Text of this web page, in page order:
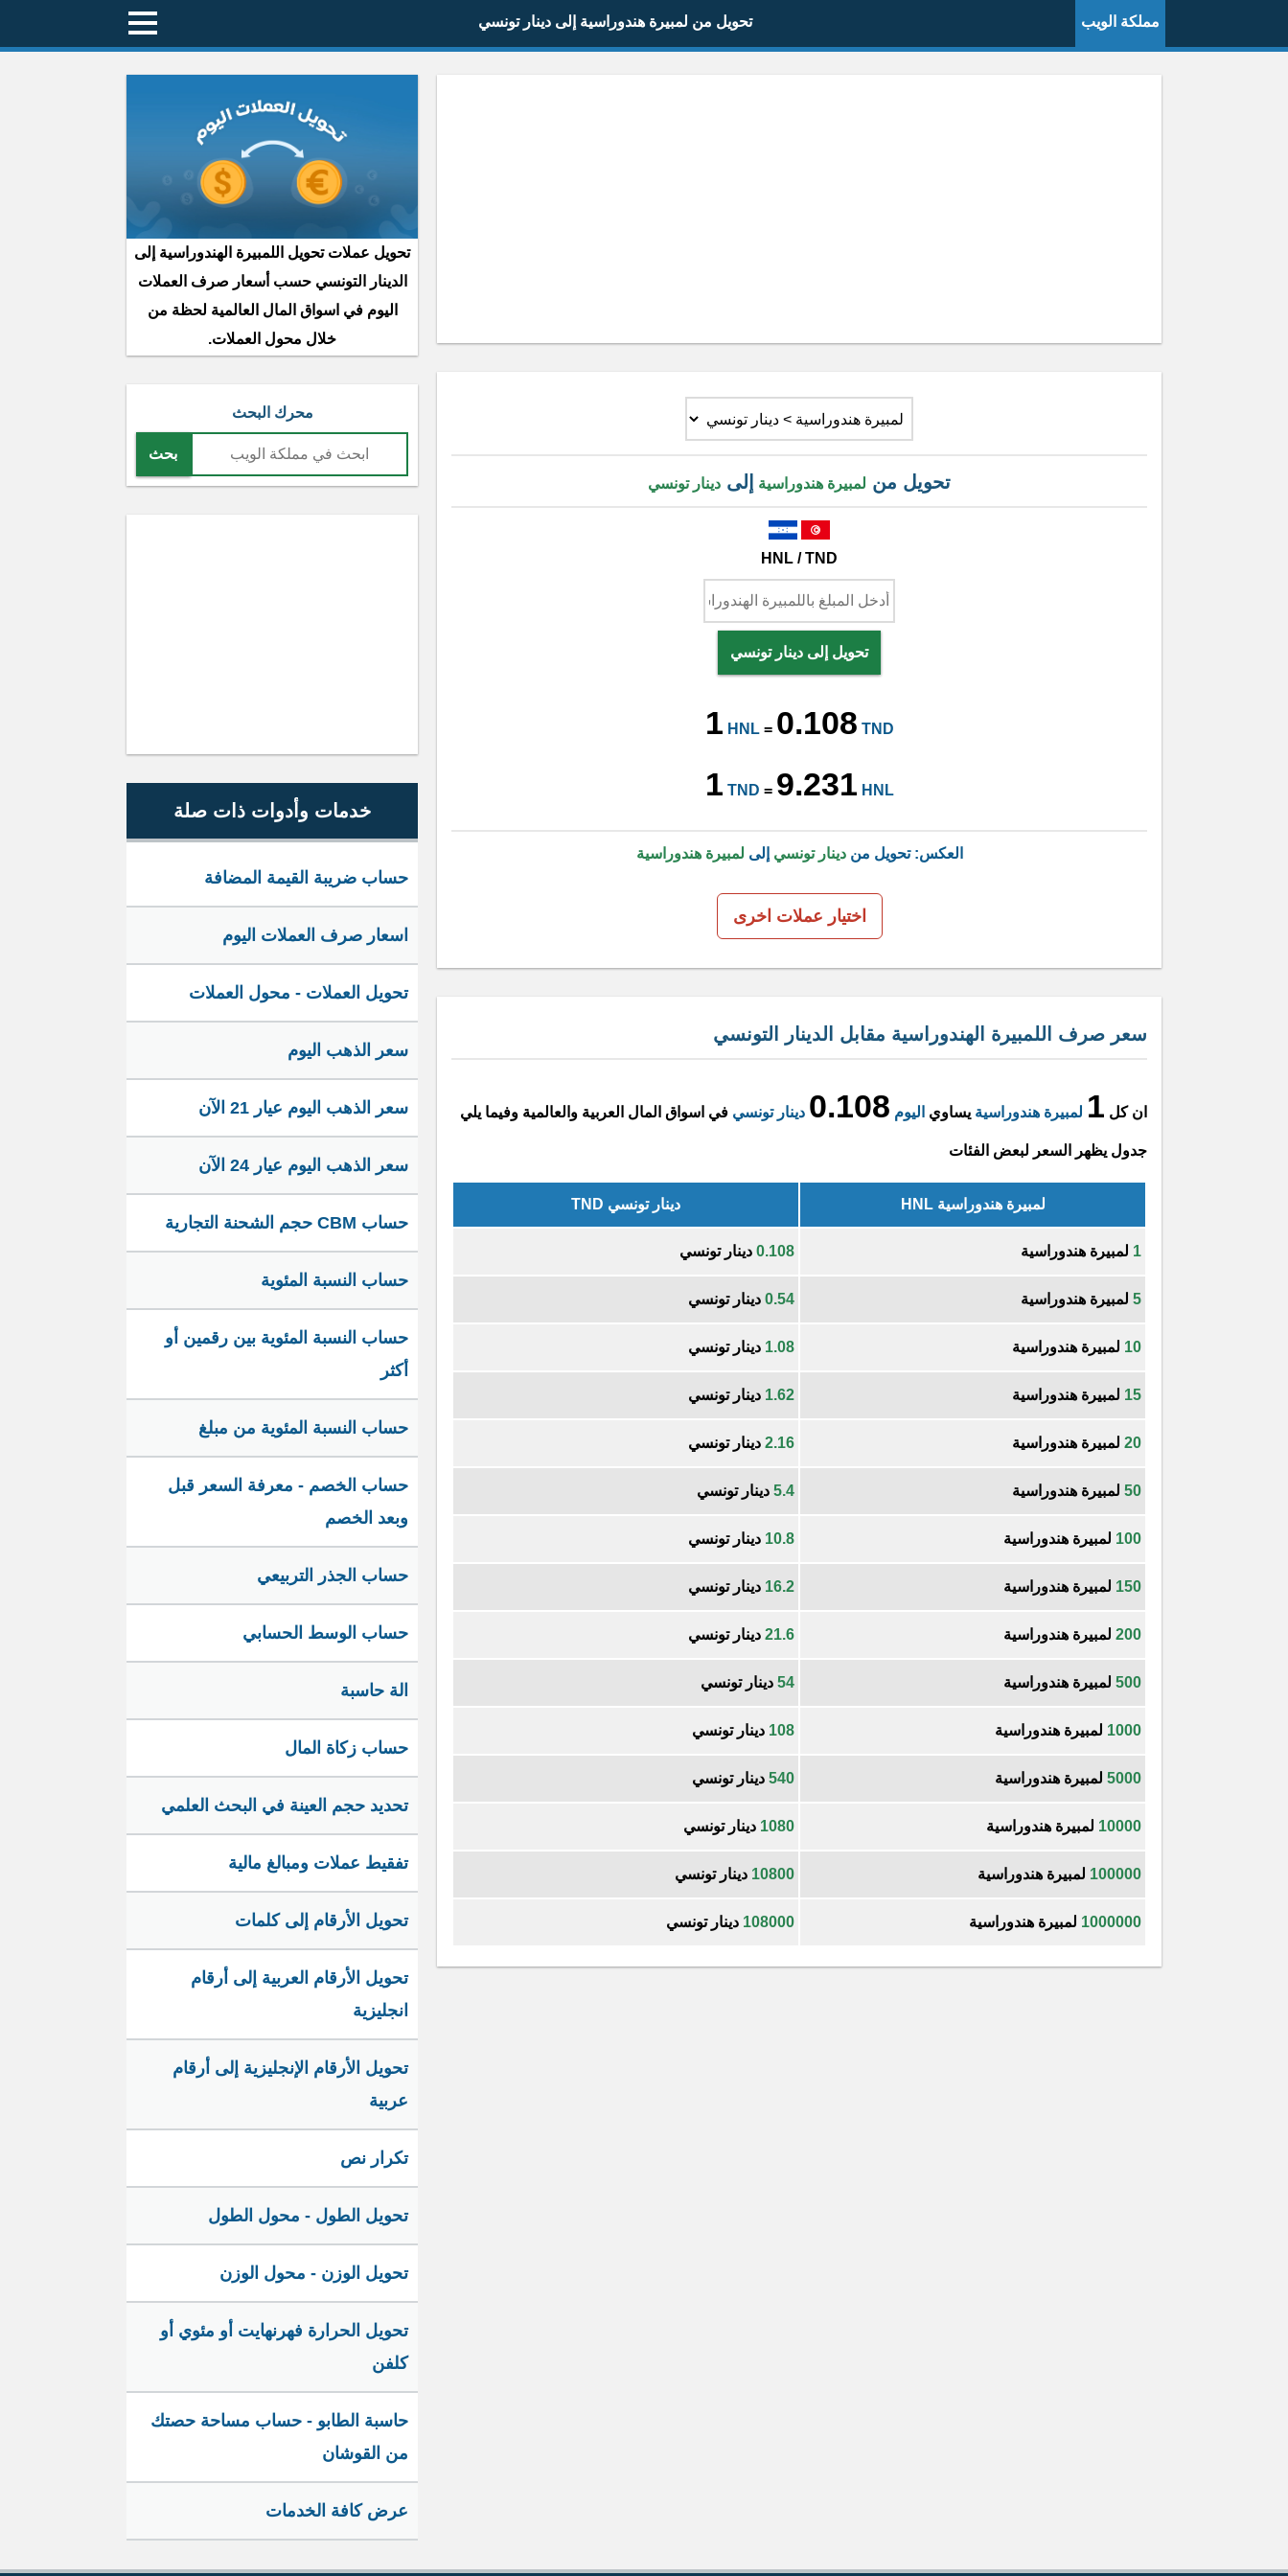
مملكة الويب تحويل من لمبيرة هندوراسية إلى دينار تونسي
تحويل من لمبيرة هندوراسية إلى دينار تونسي
HNL / TND
تحويل إلى دينار تونسي
1 HNL= 0.108 TND
1 TND = 9.231 HNL
العكس: تحويل مندينار تونسي إلى لمبيرة هندوراسية
اختيار عملات اخرى
سعر صرف اللمبيرة الهندوراسية مقابل الدينار التونسي
ان كل 1 لمبيرة هندوراسية يساوي اليوم 0.108 دينار تونسي في اسواق المال العربية والعالمية وفيما يلي
جدول يظهر السعر لبعض الفئات
لمبيرة هندوراسية HNL دينار تونسي TND
1 لمبيرة هندوراسية 0.108 دينار تونسي
5 لمبيرة هندوراسية 0.54 دينار تونسي
10 لمبيرة هندوراسية 1.08 دينار تونسي
15 لمبيرة هندوراسية 1.62 دينار تونسي
20 لمبيرة هندوراسية 2.16 دينار تونسي
50 لمبيرة هندوراسية 5.4 دينار تونسي
100 لمبيرة هندوراسية 10.8 دينار تونسي
150 لمبيرة هندوراسية 16.2 دينار تونسي
200 لمبيرة هندوراسية 21.6 دينار تونسي
500 لمبيرة هندوراسية 54 دينار تونسي
1000 لمبيرة هندوراسية 108 دينار تونسي
5000 لمبيرة هندوراسية 540 دينار تونسي
10000 لمبيرة هندوراسية 1080 دينار تونسي
100000 لمبيرة هندوراسية 10800 دينار تونسي
1000000 لمبيرة هندوراسية 108000 دينار تونسي
تحويل عملات تحويل اللمبيرة الهندوراسية إلى
الدينار التونسي حسب أسعار صرف العملات
اليوم في اسواق المال العالمية لحظة من
خلال محول العملات.
محرك البحث
بحث
خدمات وأدوات ذات صلة
حساب ضريبة القيمة المضافة
اسعار صرف العملات اليوم
تحويل العملات - محول العملات
سعر الذهب اليوم
سعر الذهب اليوم عيار 21 الآن
سعر الذهب اليوم عيار 24 الآن
حساب CBM حجم الشحنة التجارية
حساب النسبة المئوية
حساب النسبة المئوية بين رقمين أو
أكثر
حساب النسبة المئوية من مبلغ
حساب الخصم - معرفة السعر قبل
وبعد الخصم
حساب الجذر التربيعي
حساب الوسط الحسابي
الة حاسبة
حساب زكاة المال
تحديد حجم العينة في البحث العلمي
تفقيط عملات ومبالغ مالية
تحويل الأرقام إلى كلمات
تحويل الأرقام العربية إلى أرقام
انجليزية
تحويل الأرقام الإنجليزية إلى أرقام
عربية
تكرار نص
تحويل الطول - محول الطول
تحويل الوزن - محول الوزن
تحويل الحرارة فهرنهايت أو مئوي أو
كلفن
حاسبة الطابو - حساب مساحة حصتك
من القوشان
عرض كافة الخدمات